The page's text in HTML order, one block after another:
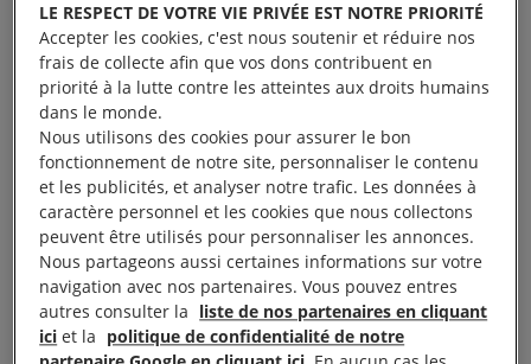
Objectif
Cette formation vous permettra de mieux
appréhender les mécanismes du mouvement
Amnesty International.
Le fonctionnement de la démocratie interne au
mouvement, son évolution en tant qu’organisation,
les récentes décisions prises au Conseil
LE RESPECT DE VOTRE VIE PRIVÉE EST NOTRE PRIORITÉ
Accepter les cookies, c'est nous soutenir et réduire nos
frais de collecte afin que vos dons contribuent en
priorité à la lutte contre les atteintes aux droits humains
dans le monde.
Nous utilisons des cookies pour assurer le bon
fonctionnement de notre site, personnaliser le contenu
et les publicités, et analyser notre trafic. Les données à
caractère personnel et les cookies que nous collectons
peuvent être utilisés pour personnaliser les annonces.
Nous partageons aussi certaines informations sur votre
navigation avec nos partenaires. Vous pouvez entres
autres consulter la liste de nos partenaires en cliquant
ici et la politique de confidentialité de notre